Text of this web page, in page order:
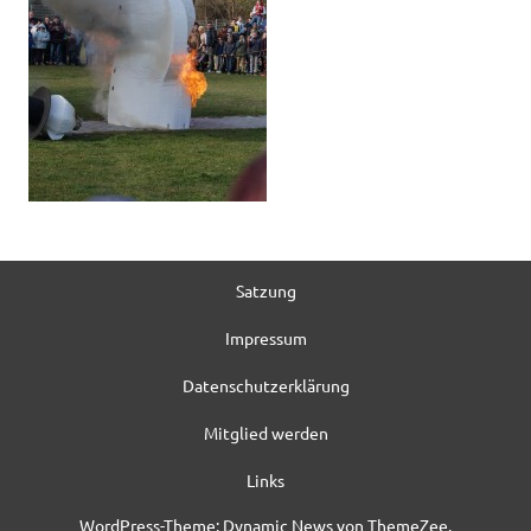
Satzung
Impressum
Datenschutzerklärung
Mitglied werden
Links
WordPress-Theme: Dynamic News von ThemeZee.